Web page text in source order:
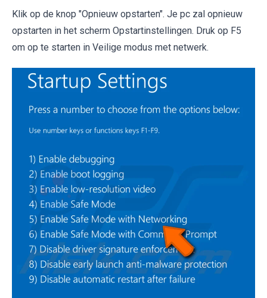
Klik op de knop "Opnieuw opstarten". Je pc zal opnieuw
opstarten in het scherm Opstartinstellingen. Druk op F5
om op te starten in Veilige modus met netwerk.